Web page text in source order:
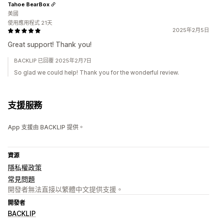
2025年2月5日
Great support! Thank you!
Tahoe BearBox
美國
使用應用程式 21天
BACKLIP 已回覆 2025年2月7日
So glad we could help! Thank you for the wonderful review.
支援服務
App 支援由 BACKLIP 提供。
資源
隱私權政策
常見問題
開發者無法直接以繁體中文提供支援。
開發者
BACKLIP